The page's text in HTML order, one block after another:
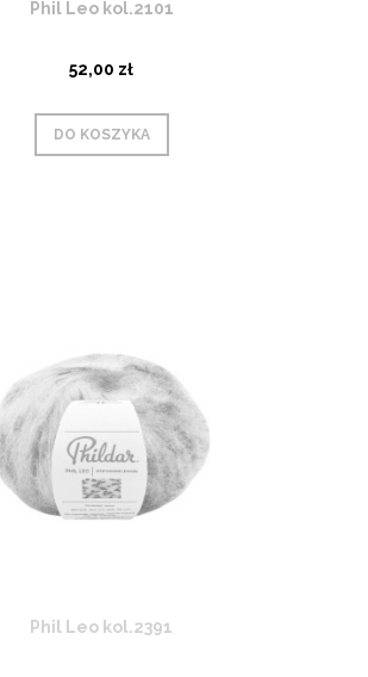
Phil Leo kol.2101
52,00 zł
DO KOSZYKA
Phil Leo kol.2391